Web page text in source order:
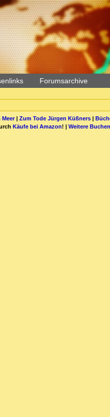
Forumsarchive
| Zum Tode Jürgen Küßners|
Käufe bei Amazon! | Weitere